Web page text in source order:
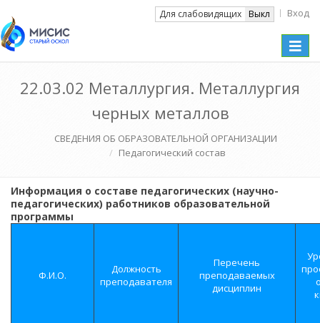
Для слабовидящих Выкл Вход
Toggle
22.03.02 Металлургия. Металлургия
черных металлов
СВЕДЕНИЯ ОБ ОБРАЗОВАТЕЛЬНОЙ ОРГАНИЗАЦИИ
Педагогический состав
Информация о составе педагогических (научно-
педагогических) работников образовательной
программы
Ф.И.О.
Должность
преподавателя
Перечень
преподаваемых
дисциплин